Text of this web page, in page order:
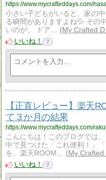
小さい子どもがいると、家の
る瞬間がありますよね💦 その
いのが、 ドア…
My Crafted
いいね！
7
【正直レビュー】楽天
て３か月の結果
こんにちは！このブログでは
中で見つけた「これ便利！」「
を、楽天ROOM…
My
いいね！
7